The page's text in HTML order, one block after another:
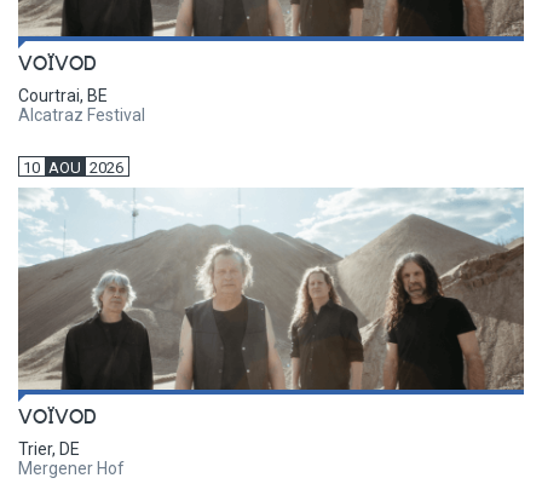
VOÏVOD
Courtrai, BE
Alcatraz Festival
10 AOU 2026
VOÏVOD
Trier, DE
Mergener Hof